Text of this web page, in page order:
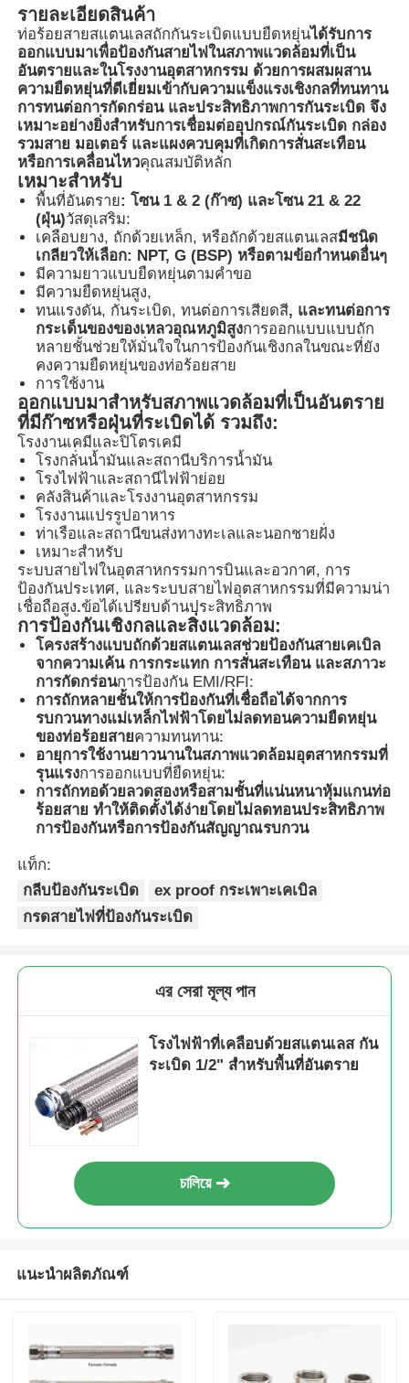
บ้าน
ผลิตภัณฑ์
เกี่ยวกับเรา
ทัวร์โรงงาน
ควบคุมคุณภาพ
ติดต่อเรา
ขออ้าง
โคมไฟกันระเบิด
ไฟสัญญาณกันระเบิด
พัดลมป้องกันการระเบิด
กล่องกันระเบิด
สวิตช์ป้องกันการระเบิด
กรดสายไฟที่ป้องกันระเบิด
ปลั๊กและซ็อกเก็ตป้องกันการระเบิด
รายละเอียดสินค้า
ท่อร้อยสายสแตนเลสถักกันระเบิดแบบยืดหยุ่นได้รับการ
ออกแบบมาเพื่อป้องกันสายไฟในสภาพแวดล้อมที่เป็น
อันตรายและในโรงงานอุตสาหกรรม ด้วยการผสมผสาน
ความยืดหยุ่นที่ดีเยี่ยมเข้ากับความแข็งแรงเชิงกลที่ทนทาน
การทนต่อการกัดกร่อน และประสิทธิภาพการกันระเบิด จึง
เหมาะอย่างยิ่งสำหรับการเชื่อมต่ออุปกรณ์กันระเบิด กล่อง
รวมสาย มอเตอร์ และแผงควบคุมที่เกิดการสั่นสะเทือน
หรือการเคลื่อนไหวคุณสมบัติหลัก
เหมาะสำหรับ
พื้นที่อันตราย: โซน 1 & 2 (ก๊าซ) และโซน 21 & 22
(ฝุ่น)วัสดุเสริม:
เคลือบยาง, ถักด้วยเหล็ก, หรือถักด้วยสแตนเลสมีชนิด
เกลียวให้เลือก: NPT, G (BSP) หรือตามข้อกำหนดอื่นๆ
มีความยาวแบบยืดหยุ่นตามคำขอ
มีความยืดหยุ่นสูง,
ทนแรงดัน, กันระเบิด, ทนต่อการเสียดสี, และทนต่อการ
กระเด็นของของเหลวอุณหภูมิสูงการออกแบบแบบถัก
หลายชั้นช่วยให้มั่นใจในการป้องกันเชิงกลในขณะที่ยัง
คงความยืดหยุ่นของท่อร้อยสาย
การใช้งาน
ออกแบบมาสำหรับสภาพแวดล้อมที่เป็นอันตราย
ที่มีก๊าซหรือฝุ่นที่ระเบิดได้ รวมถึง:
โรงงานเคมีและปิโตรเคมี
โรงกลั่นน้ำมันและสถานีบริการน้ำมัน
โรงไฟฟ้าและสถานีไฟฟ้าย่อย
คลังสินค้าและโรงงานอุตสาหกรรม
โรงงานแปรรูปอาหาร
ท่าเรือและสถานีขนส่งทางทะเลและนอกชายฝั่ง
เหมาะสำหรับ
ระบบสายไฟในอุตสาหกรรมการบินและอวกาศ, การ
ป้องกันประเทศ, และระบบสายไฟอุตสาหกรรมที่มีความน่า
เชื่อถือสูง.ข้อได้เปรียบด้านประสิทธิภาพ
การป้องกันเชิงกลและสิ่งแวดล้อม:
โครงสร้างแบบถักด้วยสแตนเลสช่วยป้องกันสายเคเบิล
จากความเค้น การกระแทก การสั่นสะเทือน และสภาวะ
การกัดกร่อนการป้องกัน EMI/RFI:
การถักหลายชั้นให้การป้องกันที่เชื่อถือได้จากการ
รบกวนทางแม่เหล็กไฟฟ้าโดยไม่ลดทอนความยืดหยุ่น
ของท่อร้อยสายความทนทาน:
อายุการใช้งานยาวนานในสภาพแวดล้อมอุตสาหกรรมที่
รุนแรงการออกแบบที่ยืดหยุ่น:
การถักทอด้วยลวดสองหรือสามชั้นที่แน่นหนาหุ้มแกนท่อ
ร้อยสาย ทำให้ติดตั้งได้ง่ายโดยไม่ลดทอนประสิทธิภาพ
การป้องกันหรือการป้องกันสัญญาณรบกวน
แท็ก:
กลีบป้องกันระเบิด
ex proof กระเพาะเคเบิล
กรดสายไฟที่ป้องกันระเบิด
এর সেরা মূল্য পান
โรงไฟฟ้าที่เคลือบด้วยสแตนเลส กัน
ระเบิด 1/2" สําหรับพื้นที่อันตราย
চালিয়ে
แนะนำผลิตภัณฑ์